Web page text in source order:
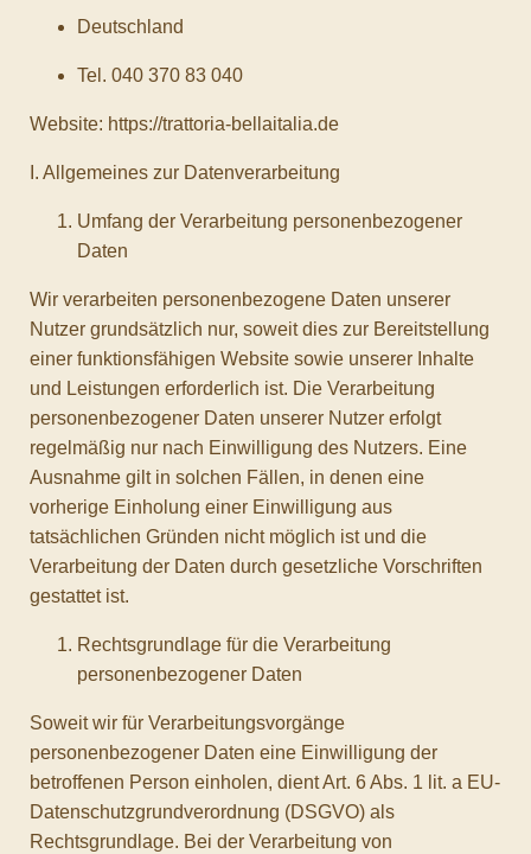
Deutschland
Tel. 040 370 83 040
Website: https://trattoria-bellaitalia.de
I. Allgemeines zur Datenverarbeitung
Umfang der Verarbeitung personenbezogener
Daten
Wir verarbeiten personenbezogene Daten unserer
Nutzer grundsätzlich nur, soweit dies zur Bereitstellung
einer funktionsfähigen Website sowie unserer Inhalte
und Leistungen erforderlich ist. Die Verarbeitung
personenbezogener Daten unserer Nutzer erfolgt
regelmäßig nur nach Einwilligung des Nutzers. Eine
Ausnahme gilt in solchen Fällen, in denen eine
vorherige Einholung einer Einwilligung aus
tatsächlichen Gründen nicht möglich ist und die
Verarbeitung der Daten durch gesetzliche Vorschriften
gestattet ist.
Rechtsgrundlage für die Verarbeitung
personenbezogener Daten
Soweit wir für Verarbeitungsvorgänge
personenbezogener Daten eine Einwilligung der
betroffenen Person einholen, dient Art. 6 Abs. 1 lit. a EU-
Datenschutzgrundverordnung (DSGVO) als
Rechtsgrundlage. Bei der Verarbeitung von